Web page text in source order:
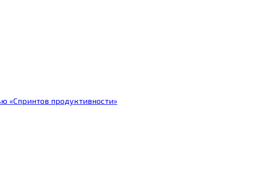
«Спринтов продуктивности»